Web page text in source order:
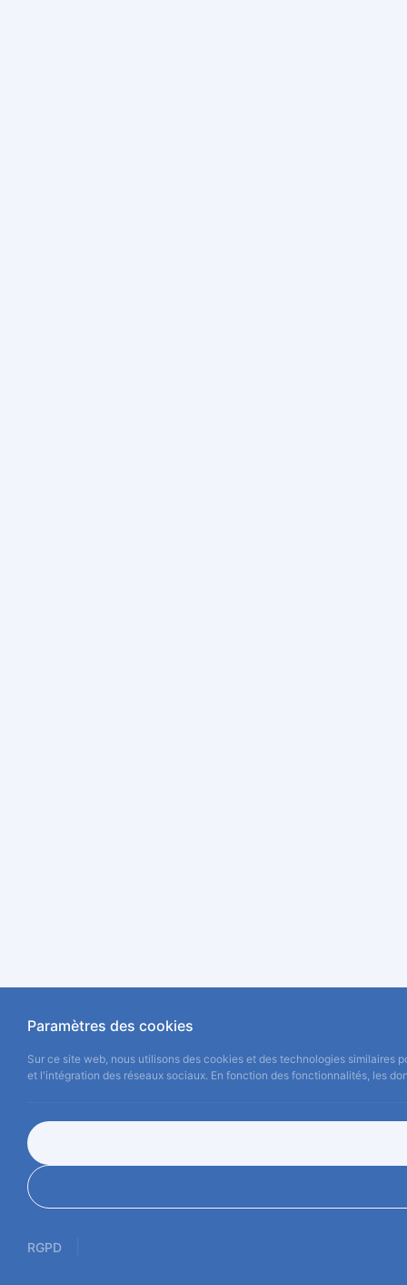
Paramètres des cookies
Sur ce site web, nous utilisons des cookies et des technologies similaires
et l'intégration des réseaux sociaux. En fonction des fonctionnalités, les
RGPD